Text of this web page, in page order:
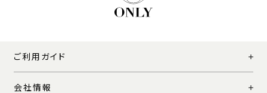
ご利用ガイド
会社情報